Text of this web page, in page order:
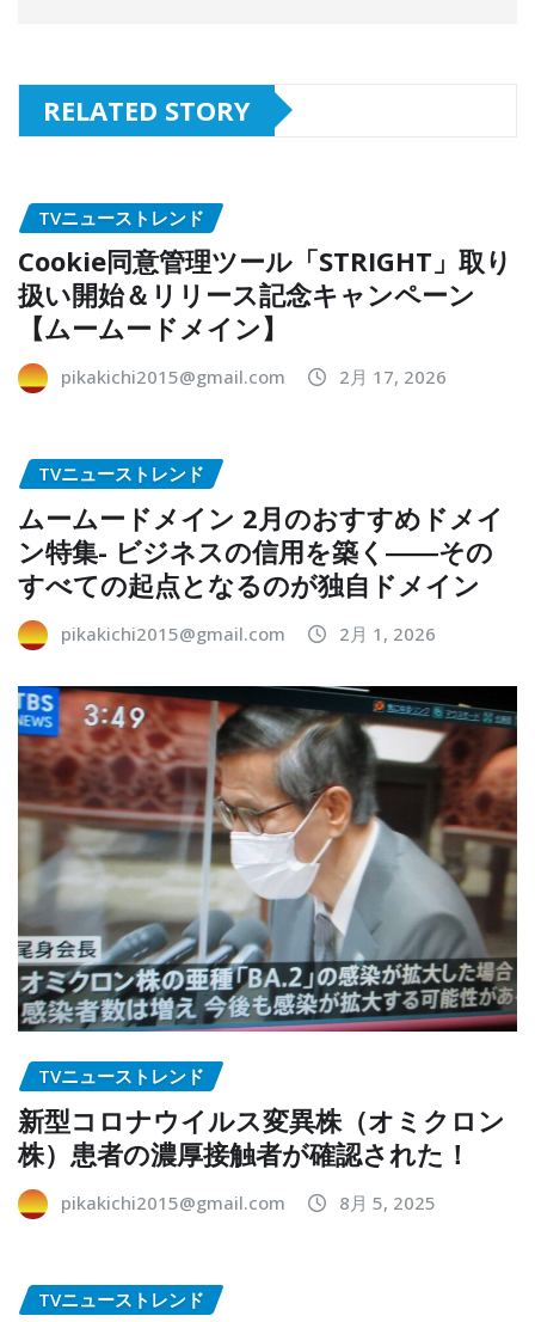
RELATED STORY
TVニューストレンド
Cookie同意管理ツール「STRIGHT」取り
扱い開始＆リリース記念キャンペーン
【ムームードメイン】
pikakichi2015@gmail.com 2月 17, 2026
TVニューストレンド
ムームードメイン 2月のおすすめドメイ
ン特集- ビジネスの信用を築く――その
すべての起点となるのが独自ドメイン
pikakichi2015@gmail.com 2月 1, 2026
TVニューストレンド
新型コロナウイルス変異株（オミクロン
株）患者の濃厚接触者が確認された！
pikakichi2015@gmail.com 8月 5, 2025
TVニューストレンド